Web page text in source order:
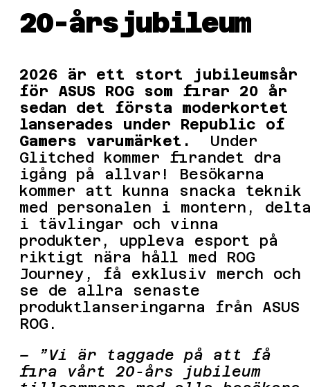
20-årsjubileum
2026 är ett stort jubileumsår
för ASUS ROG som firar 20 år
sedan det första moderkortet
lanserades under Republic of
Gamers varumärket. Under
Glitched kommer firandet dra
igång på allvar! Besökarna
kommer att kunna snacka teknik
med personalen i montern,
i tävlingar och vinna
produkter, uppleva esport på
riktigt nära håll med ROG
Journey, få exklusiv merch och
se de allra senaste
produktlanseringarna från ASUS
ROG.
– ”Vi är taggade på att få
fira vårt 20-års jubileum